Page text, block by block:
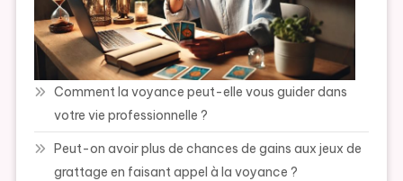
Comment la voyance peut-elle vous guider dans
votre vie professionnelle ?
Peut-on avoir plus de chances de gains aux jeux de
grattage en faisant appel à la voyance ?